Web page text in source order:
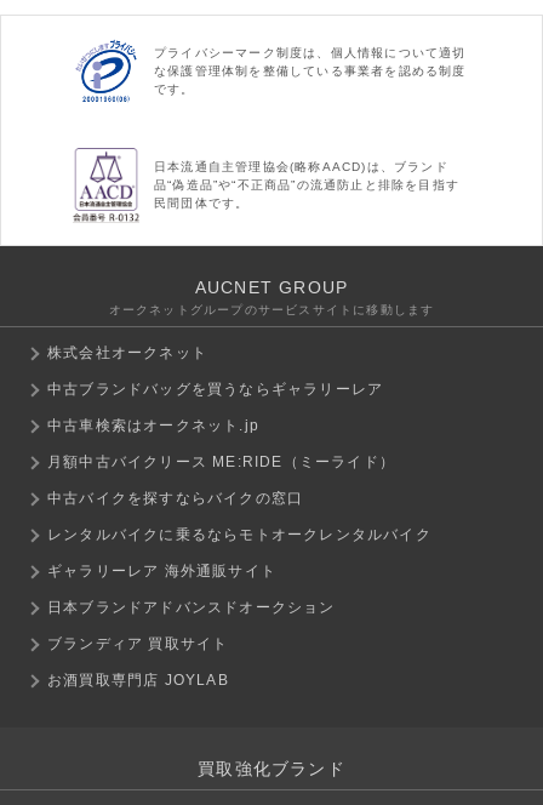
プライバシーマーク制度は、個人情報について適切
な保護管理体制を整備している事業者を認める制度
です。
日本流通自主管理協会(略称AACD)は、ブランド
品“偽造品”や“不正商品”の流通防止と排除を目指す
民間団体です。
AUCNET GROUP
オークネットグループのサービスサイトに移動します
株式会社オークネット
中古ブランドバッグを買うならギャラリーレア
中古車検索はオークネット.jp
月額中古バイクリース ME:RIDE（ミーライド）
中古バイクを探すならバイクの窓口
レンタルバイクに乗るならモトオークレンタルバイク
ギャラリーレア 海外通販サイト
日本ブランドアドバンスドオークション
ブランディア 買取サイト
お酒買取専門店 JOYLAB
買取強化ブランド